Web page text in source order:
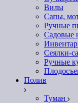
Вилы
Сапы,
Ручные
Садовые
Сеялки-
Ручные
Полив
Туман